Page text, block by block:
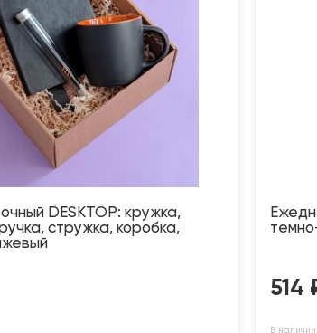
DESKTOP: кружка,
стружка, коробка,
514
В